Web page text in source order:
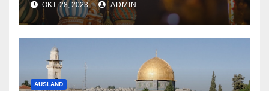
OKT. 28, 2023 ADMIN
AUSLAND